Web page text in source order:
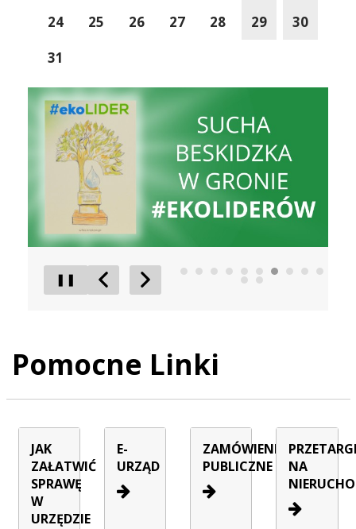
24
25 26 27 28 29
30
31
❚❚
Liderzy Inwestycji
Poprzedni Element
Następny Element
Pomocne Linki
JAK
ZAŁATWIĆ
SPRAWĘ
W
URZĘDZIE
E-
URZĄD
ZAMÓWIENIA
PUBLICZNE
NA